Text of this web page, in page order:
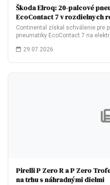
Škoda Elroq: 20-palcové
EcoContact 7 v rozdielnych
Continental získal schválenie pre
pneumatiky EcoContact 7 na
29.07.2026
Pirelli P Zero R a P Zero
na trhu s náhradnými dielmi